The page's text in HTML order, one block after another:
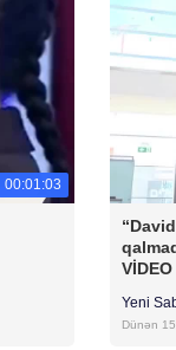
00:01:03
VİDEO
Yeni
Dünən